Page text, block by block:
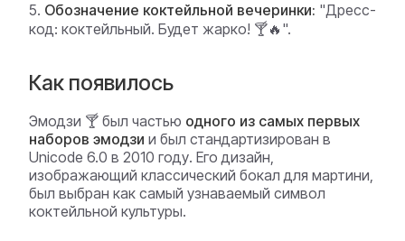
Обозначение коктейльной вечеринки: "Дресс-
код: коктейльный. Будет жарко! 🍸🔥".
Как появилось
Эмодзи 🍸 был частью одного из самых первых
наборов эмодзи и был стандартизирован в
Unicode 6.0 в 2010 году. Его дизайн,
изображающий классический бокал для мартини,
был выбран как самый узнаваемый символ
коктейльной культуры.